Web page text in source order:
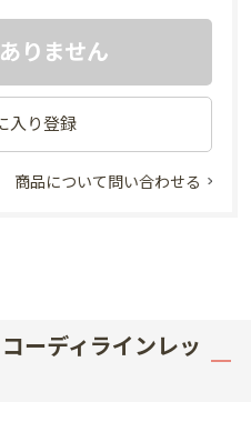
りません
入り登録
商品について問い合わせる
ーディラインレッ